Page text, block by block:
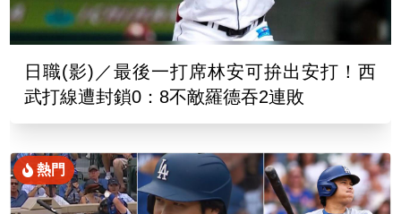
日職(影)／最後一打席林安可拚出安打！西
武打線遭封鎖0：8不敵羅德吞2連敗
熱門